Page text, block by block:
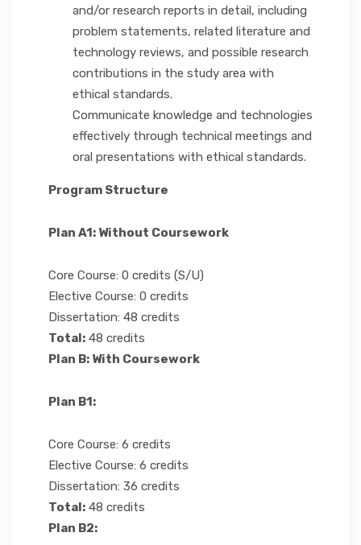
and/or research reports in detail, including
problem statements, related literature and
technology reviews, and possible research
contributions in the study area with
ethical standards.
Communicate knowledge and technologies
effectively through technical meetings and
oral presentations with ethical standards.
Program Structure
Plan A1: Without Coursework
Core Course: 0 credits (S/U)
Elective Course: 0 credits
Dissertation: 48 credits
Total: 48 credits
Plan B: With Coursework
Plan B1:
Core Course: 6 credits
Elective Course: 6 credits
Dissertation: 36 credits
Total: 48 credits
Plan B2: